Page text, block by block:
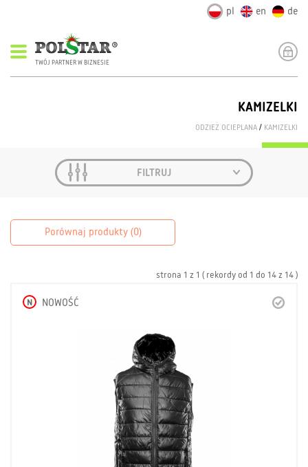
pl en de
TWÓJ PARTNER W BIZNESIE
KAMIZELKI
ODZIEŻ OCIEPLANA / KAMIZELKI
FILTRUJ
Porównaj produkty (0)
strona 1 z 1 ( rekordy od 1 do 14 z 14 )
N NOWOŚĆ